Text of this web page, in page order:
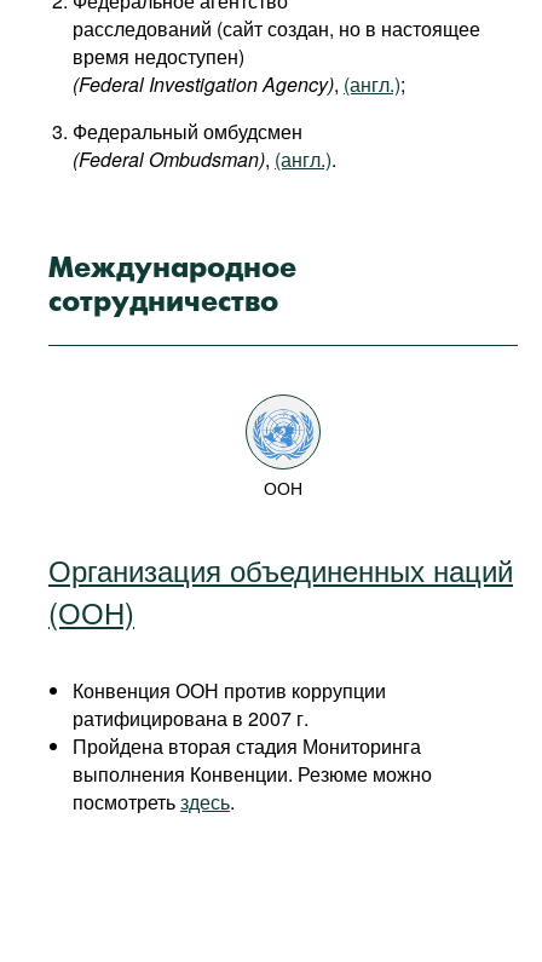
расследований (сайт создан, но в настоящее
время недоступен)
(Federal Investigation Agency), (англ.);
Федеральный омбудсмен
(Federal Ombudsman), (англ.).
Международное
сотрудничество
ООН
Организация объединенных наций
(ООН)
Конвенция ООН против коррупции
ратифицирована в 2007 г.
Пройдена вторая стадия Мониторинга
выполнения Конвенции. Резюме можно
посмотретьздесь.